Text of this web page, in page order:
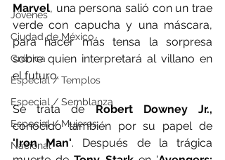
Jóvenes
Ciudad de México
Crónica
Especial / Templos
Especial / Semblanza
Especial / Mujeres
Nacional
Marvel, una persona salió con un trae
verde con capucha y una máscara,
para hacer más tensa la sorpresa
sobre quien interpretará al villano en
el futuro.
Se trata de Robert Downey Jr.,
conocido también por su papel de
'Iron Man'. Después de la trágica